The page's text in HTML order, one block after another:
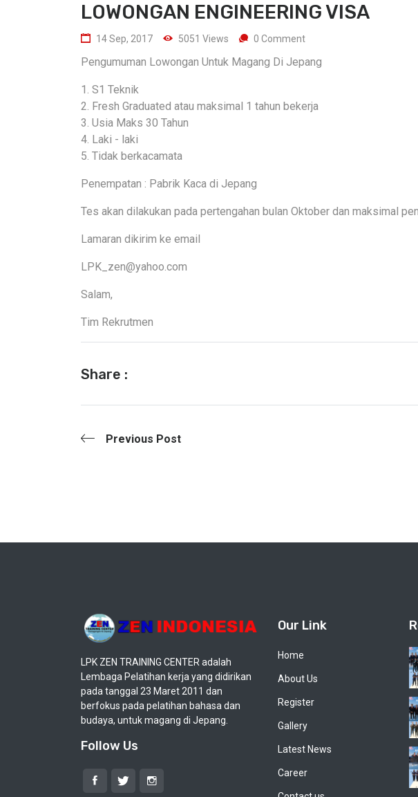
LOWONGAN ENGINEERING VISA
14 Sep, 2017 5051 Views 0 Comment
Pengumuman Lowongan Untuk Magang Di Jepang
1. S1 Teknik
2. Fresh Graduated atau maksimal 1 tahun bekerja
3. Usia Maks 30 Tahun
4. Laki - laki
5. Tidak berkacamata
Penempatan : Pabrik Kaca di Jepang
Tes akan dilakukan pada pertengahan bulan Oktober dan maksimal
Lamaran dikirim ke email
LPK_zen@yahoo.com
Salam,
Tim Rekrutmen
Share :
Previous Post
LPK ZEN TRAINING CENTER adalah
Lembaga Pelatihan kerja yang didirikan
pada tanggal 23 Maret 2011 dan
berfokus pada pelatihan bahasa dan
budaya, untuk magang di Jepang.
Follow Us
Our Link
Home
About Us
Register
Gallery
Latest News
Career